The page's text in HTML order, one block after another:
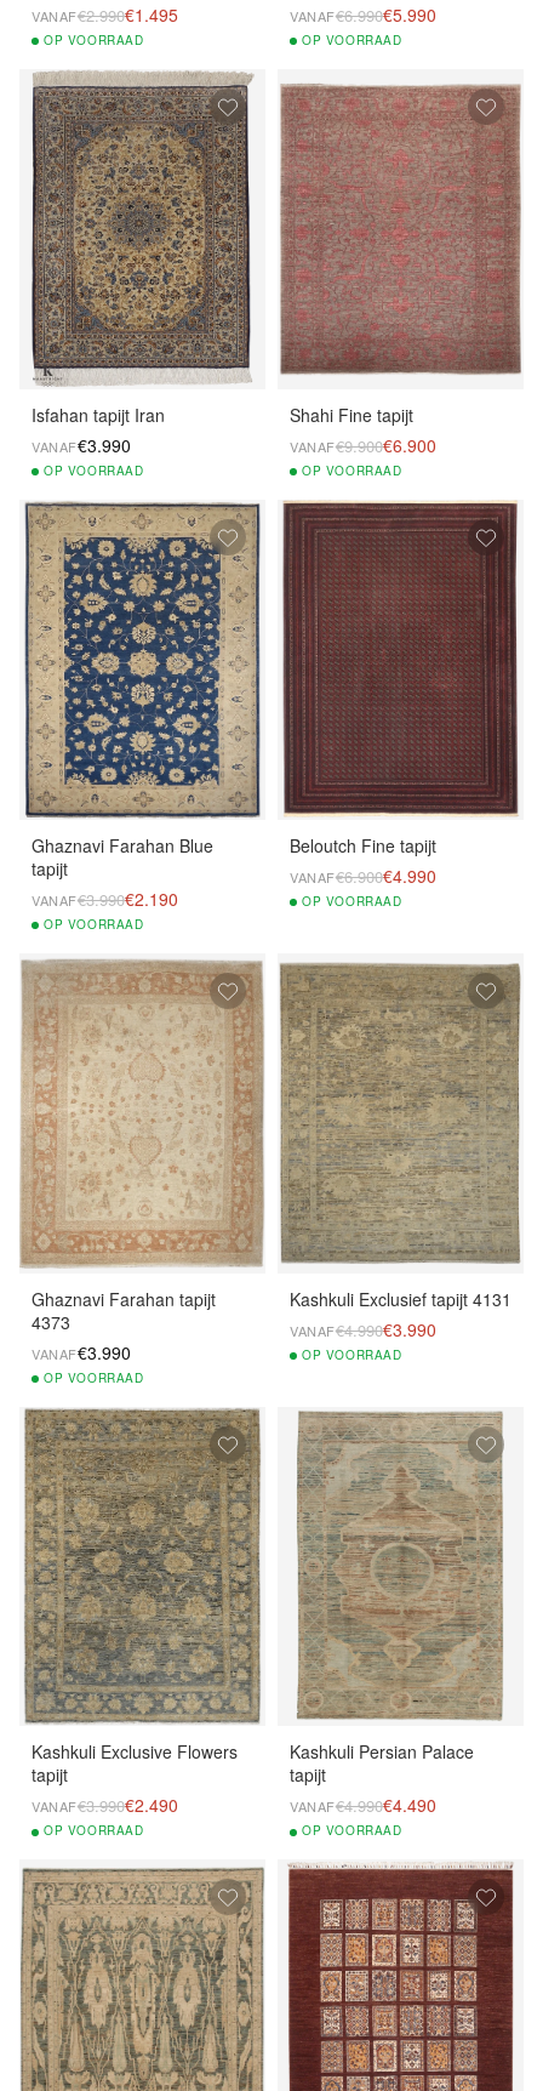
VANAF€2.990€1.495
OP VOORRAAD
VANAF€6.990€5.990
OP VOORRAAD
Isfahan tapijt Iran
VANAF€3.990
OP VOORRAAD
Shahi Fine tapijt
VANAF€9.900€6.900
OP VOORRAAD
Ghaznavi Farahan Blue
tapijt
VANAF€3.990€2.190
OP VOORRAAD
Beloutch Fine tapijt
VANAF€6.900€4.990
OP VOORRAAD
Ghaznavi Farahan tapijt
4373
VANAF€3.990
OP VOORRAAD
Kashkuli Exclusief tapijt 4131
VANAF€4.990€3.990
OP VOORRAAD
Kashkuli Exclusive Flowers
tapijt
VANAF€3.990€2.490
OP VOORRAAD
Kashkuli Persian Palace
tapijt
VANAF€4.990€4.490
OP VOORRAAD